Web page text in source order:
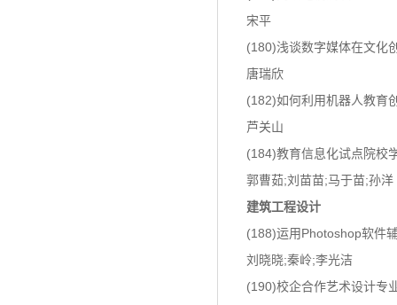
宋平
(180)浅谈数字媒体在文化
唐瑞欣
(182)如何利用机器人教育
芦关山
(184)教育信息化试点院校
郭曹茹;刘苗苗;马于苗;孙洋
建筑工程设计
(188)运用Photoshop软件
刘晓晓;秦岭;李光洁
(190)校企合作艺术设计专